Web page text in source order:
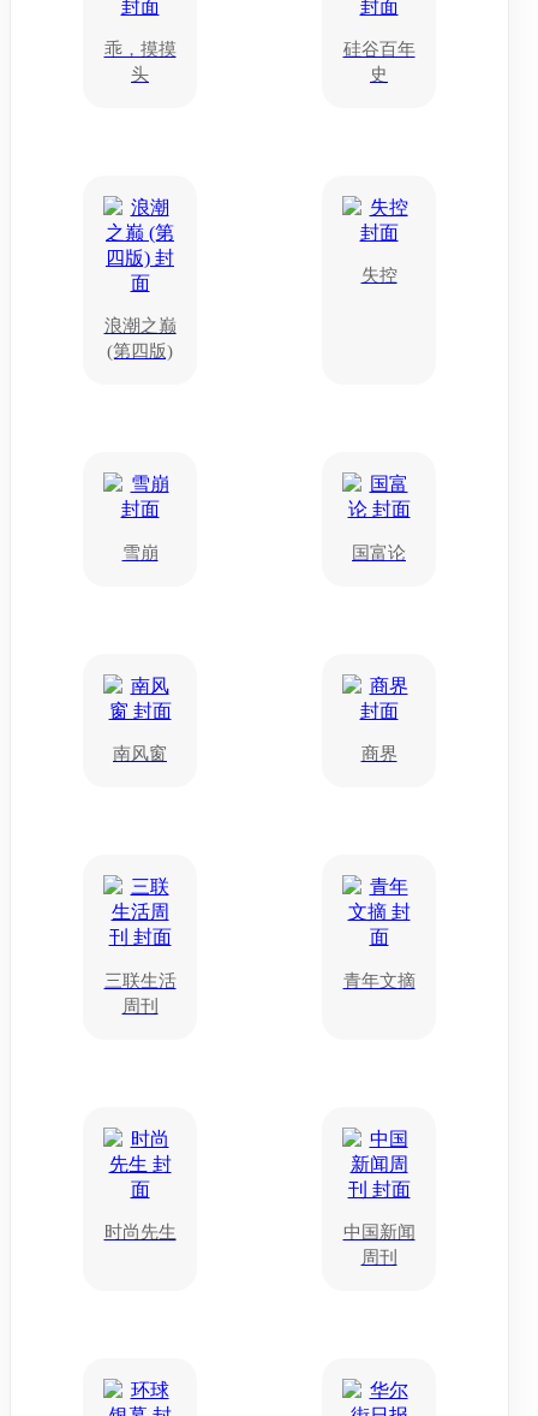
乖，摸摸
头
硅谷百年
史
浪潮之巅
(第四版)
失控
雪崩 国富论
南风窗 商界
三联生活
周刊
青年文摘
时尚先生
中国新闻
周刊